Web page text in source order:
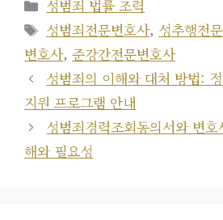
테
고
리
성범죄 법률 조력
태
그
성범죄전문변호사, 성추행전
변호사, 준강간전문변호사
성범죄의 이해와 대처 방법:
지원 프로그램 안내
성범죄경력조회동의서와 변
해와 필요성